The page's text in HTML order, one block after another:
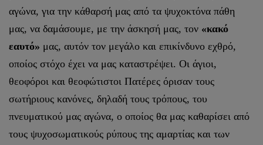
αγώνα, για την κάθαρσή μας από τα ψυχοκτόνα πάθη
μας, να δαμάσουμε, με την άσκησή μας, τον «κακό
εαυτό» μας, αυτόν τον μεγάλο και επικίνδυνο εχθρό,
οποίος στόχο έχει να μας καταστρέψει. Οι άγιοι,
θεοφόροι και θεοφώτιστοι Πατέρες όρισαν τους
σωτήριους κανόνες, δηλαδή τους τρόπους, του
πνευματικού μας αγώνα, ο οποίος θα μας καθαρίσει από
τους ψυχοσωματικούς ρύπους της αμαρτίας και των